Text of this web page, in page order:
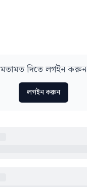
মতামত দিতে লগইন করুন
লগইন করুন